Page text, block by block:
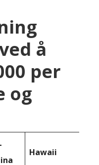
å
per
og
Hawaii